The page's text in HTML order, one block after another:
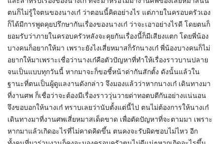
ตนก็ไม่รู้ใจตนของนางเก๋ ว่าตอนนี้คิดอย่างไร แต่ภายในครอบครัวเอง
ก็ได้มีการพูดคุยปรึกษากันเรื่องของนางเก๋ ว่าจะเอาอย่างไรดี โดยตนก็
ยอมรับว่าภายในครอบครัวหลังจะคุยกันเรื่องนี้ก็มีเสียงแตก โดยพี่น้อง
บางคนก็อยากให้มา เพราะยังไงเสี่ยหมาสก็รักนางเก๋ พี่น้องบางคนก็ไม่
อยากให้มาเพราะเชื่อว่านางเก๋คือตัวปัญหาที่ทำให้เรื่องราวบานปลาย
จนเป็นแบบทุกวันนี้ หากมาจะก็ขอชี้หน้าด่ากันสักตั้ง ดังนั้นแล้วใน
ฐานะที่ตนเป็นผู้ดูแลงานดังกล่าว จึงมองแล้วว่าหากนางเก๋ เดินทางมา
ที่งานศพ ก็เชื่อว่าจะต้องมีเรื่องราววุ่นวายด่าทอตบตีกันอย่างแน่นอน
จึงขอบอกให้นางเก๋ ทราบเลยว่านับตั้งแต่นี้ไป ตนไม่ต้องการให้นางเก๋
เดินทางมาที่งานศพเสี่ยหมาสเด็ดขาด เพื่อตัดปัญหาที่จะตามมา เพราะ
หากมาแล้วเกิดอะไรที่ไม่คาดคิดขึ้น ตนคงจะรับผิดชอบไม่ไหว อีก